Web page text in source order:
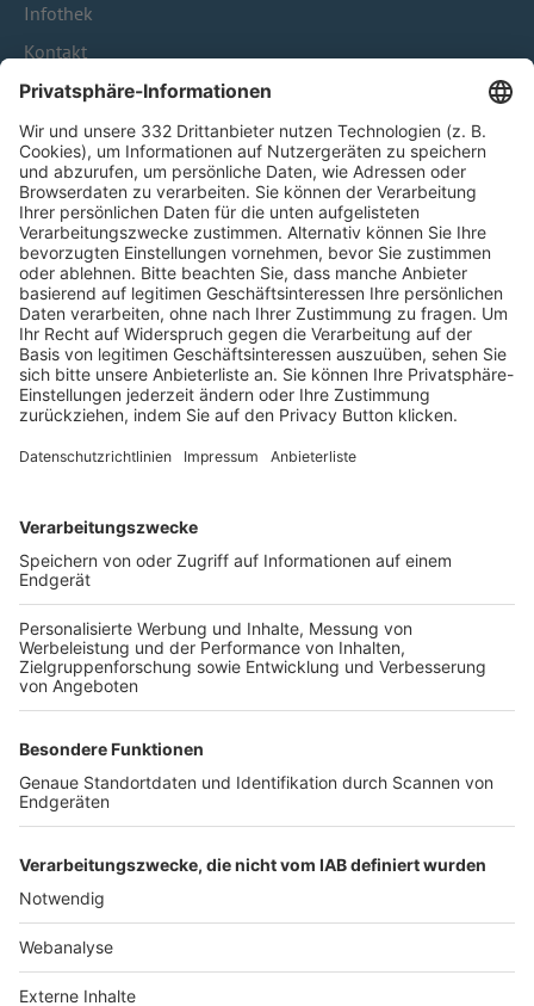
Infothek
Kontakt
HÄUFIG BESUCHTE SEITEN
Pässe und Vereinswechsel
Trainerausbildung
Schulungsangebot Vereinsmitarbeiter
BFV-Geschäftsstellen
Trainerbörse
Login SpielPlus
FOLGE DEM BFV
TOP-VEREINE
TOP-PARTNER
Nutzungsbedingungen Datenschutz Impressum